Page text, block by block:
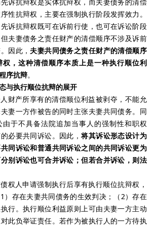
性抗辩权，主要在强制执行阶段发挥效力。
诉抗辩权既可在诉前行使，也可在诉讼阶段
夫妻债务之责任财产的清偿顺序不涉及诉前
因此， 夫妻共同债务之责任财产的清偿顺序
权，这种清偿顺序本质上是一种执行顺位利
序抗辩。
与执行顺位抗辩的展开
财产所享有的清偿顺位利益被剥夺，不能允
妻一方作被告的同时主张夫妻共同债务。同
由于不具备法院追加当事人的强制性和职权
必要共同诉讼。因此，将其诉讼形态设计为
同诉讼和普通共同诉讼之间的共同诉讼更为
别诉讼也可合并诉讼；但若合并诉讼，则法
权人申请强制执行后享有执行顺位抗辩权，
）存在夫妻共同债务的生效判决；（2）存在
行。执行顺位利益原则上可由夫妻一方主动
此负举证责任。若作为被执行人的一方待执